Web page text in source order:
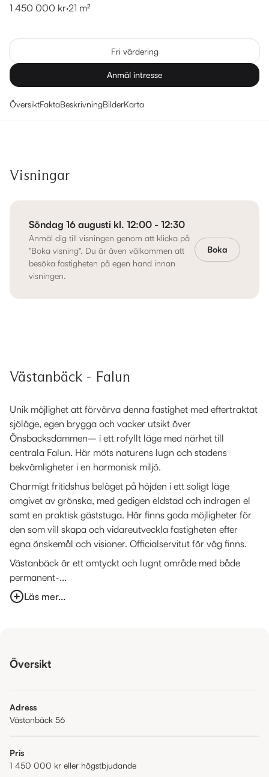
1 450 000 kr·21 m²
Fri värdering
Anmäl intresse
ÖversiktFaktaBeskrivningBilderKarta
Visningar
Söndag 16 augusti kl. 12:00 - 12:30
Anmäl dig till visningen genom att klicka på
"Boka visning". Du är även välkommen att
besöka fastigheten på egen hand innan
visningen.
Boka
Västanbäck - Falun
Unik möjlighet att förvärva denna fastighet med eftertraktat
sjöläge, egen brygga och vacker utsikt över
Önsbacksdammen– i ett rofyllt läge med närhet till
centrala Falun. Här möts naturens lugn och stadens
bekvämligheter i en harmonisk miljö.
Charmigt fritidshus beläget på höjden i ett soligt läge
omgivet av grönska, med gedigen eldstad och indragen el
samt en praktisk gäststuga. Här finns goda möjligheter för
den som vill skapa och vidareutveckla fastigheten efter
egna önskemål och visioner. Officialservitut för väg finns.
Västanbäck är ett omtyckt och lugnt område med både
permanent-...
Läs mer...
Översikt
Adress
Västanbäck 56
Pris
1 450 000 kr eller högstbjudande